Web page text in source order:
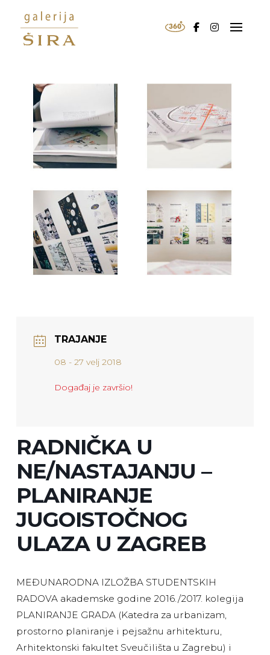
TRAJANJE
08 - 27 velj 2018
Događaj je završio!
RADNIČKA U
NE/NASTAJANJU –
PLANIRANJE
JUGOISTOČNOG
ULAZA U ZAGREB
MEĐUNARODNA IZLOŽBA STUDENTSKIH
RADOVA akademske godine 2016./2017. kolegija
PLANIRANJE GRADA (Katedra za urbanizam,
prostorno planiranje i pejsažnu arhitekturu,
Arhitektonski fakultet Sveučilišta u Zagrebu) i